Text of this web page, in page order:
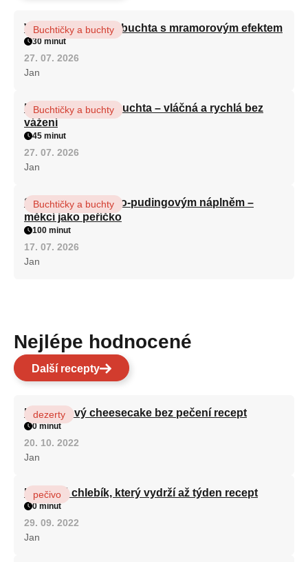
Vláčná olejová litá buchta s mramorovým efektem
Buchtičky a buchty
30 minut
27. 07. 2026
Jan
Hrnková maková buchta – vláčná a rychlá bez
vážení
Buchtičky a buchty
45 minut
27. 07. 2026
Jan
Slimáci s tvarohovo-pudingovým náplněm –
měkcí jako peříčko
Buchtičky a buchty
100 minut
17. 07. 2026
Jan
Nejlépe hodnocené
Další recepty
Karamelový cheesecake bez pečení recept
dezerty
0 minut
20. 10. 2022
Jan
Hrnkový chlebík, který vydrží až týden recept
pečivo
0 minut
29. 09. 2022
Jan